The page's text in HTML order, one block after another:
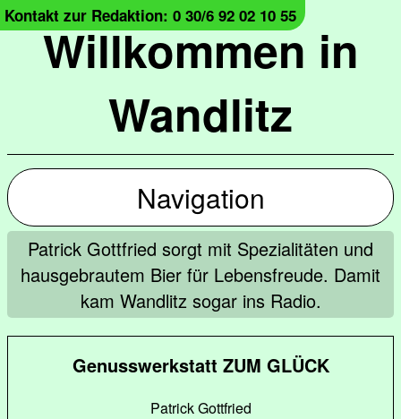
Willkommen in
Wandlitz
Kontakt zur Redaktion: 0 30/6 92 02 10 55
Navigation
Patrick Gottfried sorgt mit Spezialitäten und
hausgebrautem Bier für Lebensfreude. Damit
kam Wandlitz sogar ins Radio.
Genusswerkstatt ZUM GLÜCK
Patrick Gottfried